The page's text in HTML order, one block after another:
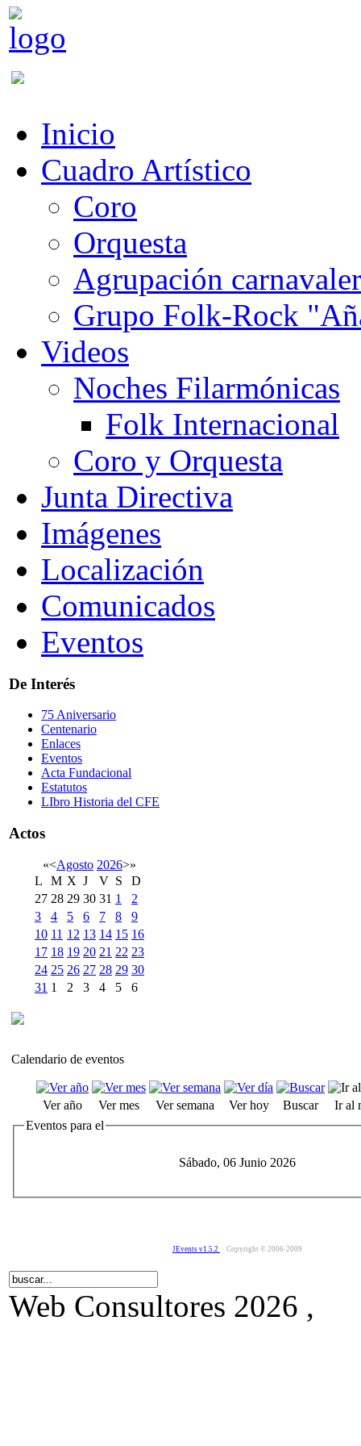
Inicio
Cuadro Artístico
Coro
Orquesta
Agrupación
Grupo Folk-Rock
Videos
Noches Filarmónicas
Folk Internacional
Coro y Orquesta
Junta Directiva
Imágenes
Localización
Comunicados
Eventos
De Interés
75 Aniversario
Centenario
Enlaces
Eventos
Acta Fundacional
Estatutos
LIbro Historia del CFE
Actos
«<Agosto 2026>»
L
M X J V S
D
27 28 29 30 31 1
2
3
4 5 6 7 8
9
10 11 12 13 14 15 16
17 18 19 20 21 22 23
24 25 26 27 28 29 30
31 1 2 3 4 5 6
Calendario de eventos
Ver año Ver mes Ver semana Ver hoy Buscar
Ir al
Eventos para el
Sábado, 06 Junio 2026
JEvents v1.5.2 Copyright © 2006-2009
Web Consultores 2026 ,